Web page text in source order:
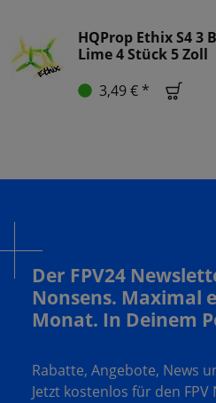
HQProp Ethix S4 3
Lime 4 Stück 5 Zoll
3,49 € *
Der FPV24
Nonsens. Maximal
Monat. In Deinem
Rabatte, Angebote, News
Jetzt kostenlos für den